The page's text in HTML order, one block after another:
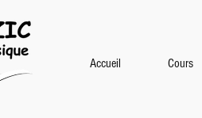
Accueil Cours